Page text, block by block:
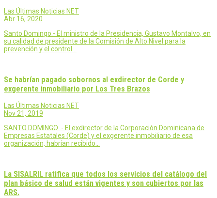
Las Últimas Noticias NET
Abr 16, 2020
Santo Domingo.- El ministro de la Presidencia, Gustavo Montalvo, en
su calidad de presidente de la Comisión de Alto Nivel para la
prevención y el control…
Se habrían pagado sobornos al exdirector de Corde y
exgerente inmobiliario por Los Tres Brazos
Las Últimas Noticias NET
Nov 21, 2019
SANTO DOMINGO .- El exdirector de la Corporación Dominicana de
Empresas Estatales (Corde) y el exgerente inmobiliario de esa
organización, habrían recibido…
La SISALRIL ratifica que todos los servicios del catálogo del
plan básico de salud están vigentes y son cubiertos por las
ARS.